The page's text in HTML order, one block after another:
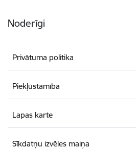
Noderīgi
Privātuma politika
Piekļūstamība
Lapas karte
Sīkdatņu izvēles maiņa